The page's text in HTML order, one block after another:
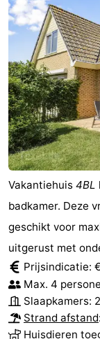
Vakantiehuis 4BL
badkamer. Deze
geschikt voor
uitgerust met
Prijsindicatie:
Max. 4
Slaapkamers:
Strand afstand
Huisdieren